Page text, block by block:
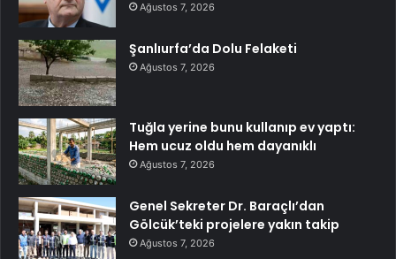
Ağustos 7, 2026
Şanlıurfa’da Dolu Felaketi
Ağustos 7, 2026
Tuğla yerine bunu kullanıp ev yaptı:
Hem ucuz oldu hem dayanıklı
Ağustos 7, 2026
Genel Sekreter Dr. Baraçlı’dan
Gölcük’teki projelere yakın takip
Ağustos 7, 2026